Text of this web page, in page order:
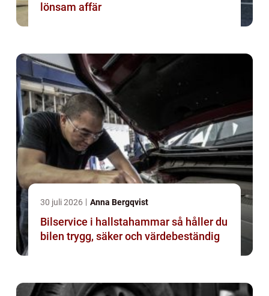
lönsam affär
30 juli 2026 Anna Bergqvist
Bilservice i hallstahammar så håller du
bilen trygg, säker och värdebeständig